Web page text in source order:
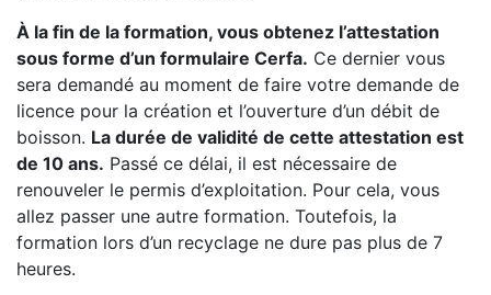
À la fin de la formation, vous obtenez l’attestation
sous forme d’un formulaire Cerfa. Ce dernier vous
sera demandé au moment de faire votre demande de
licence pour la création et l’ouverture d’un débit de
boisson. La durée de validité de cette attestation est
de 10 ans. Passé ce délai, il est nécessaire de
renouveler le permis d’exploitation. Pour cela, vous
allez passer une autre formation. Toutefois, la
formation lors d’un recyclage ne dure pas plus de 7
heures.